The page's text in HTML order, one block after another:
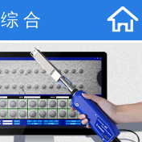
综 合